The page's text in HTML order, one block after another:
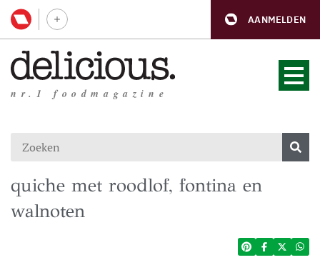
AANMELDEN
nr.1 foodmagazine
quiche met roodlof, fontina en
walnoten